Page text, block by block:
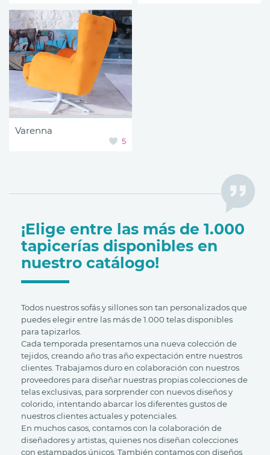
¡Elige entre las más de 1.000
tapicerías disponibles en
nuestro catálogo!
Todos nuestros sofás y sillones son tan personalizados que
puedes elegir entre las más de 1.000 telas disponibles
para tapizarlos.
Cada temporada presentamos una nueva colección de
tejidos, creando año tras año expectación entre nuestros
clientes. Trabajamos duro en colaboración con nuestros
proveedores para diseñar nuestras propias colecciones de
telas exclusivas, para sorprender con nuevos diseños y
colorido, intentando abarcar los diferentes gustos de
nuestros clientes actuales y potenciales.
En muchos casos, contamos con la colaboración de
diseñadores y artistas, quienes nos diseñan colecciones
con estampados únicos. También contamos con diseños
Varenna
5